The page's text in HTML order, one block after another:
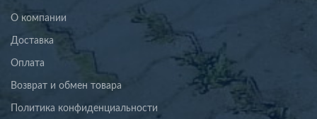
О компании
Доставка
Оплата
Возврат и обмен товара
Политика конфиденциальности